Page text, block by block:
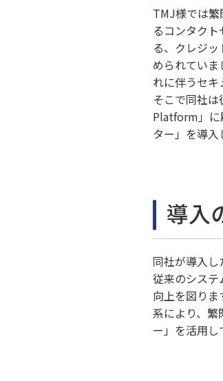
TMJ様では
るコンタク
る、クレジ
められてい
れに伴うセキ
そこで同社
Platform」に
ター」を導入
導入
同社が導入し
従来のシス
向上を図り
系により、繁
ー」を活用し